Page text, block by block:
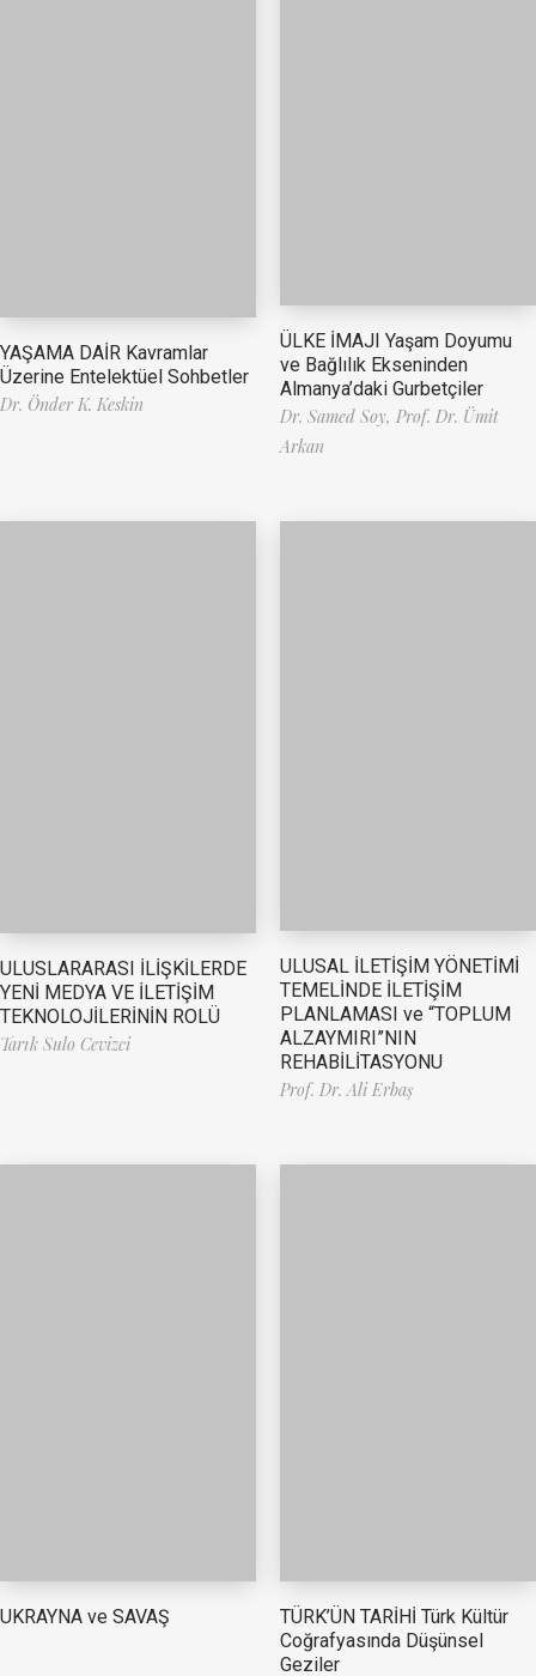
YAŞAMA DAİR Kavramlar
Üzerine Entelektüel Sohbetler
Dr. Önder K. Keskin
ÜLKE İMAJI Yaşam Doyumu
ve Bağlılık Ekseninden
Almanya’daki Gurbetçiler
Dr. Samed Soy, Prof. Dr. Ümit
Arkan
ULUSLARARASI İLİŞKİLERDE
YENİ MEDYA VE İLETİŞİM
TEKNOLOJİLERİNİN ROLÜ
Tarık Sulo Cevizci
ULUSAL İLETİŞİM YÖNETİMİ
TEMELİNDE İLETİŞİM
PLANLAMASI ve “TOPLUM
ALZAYMIRI”NIN
REHABİLİTASYONU
Prof. Dr. Ali Erbaş
UKRAYNA ve SAVAŞ
TÜRK’ÜN TARİHİ Türk Kültür
Coğrafyasında Düşünsel
Geziler